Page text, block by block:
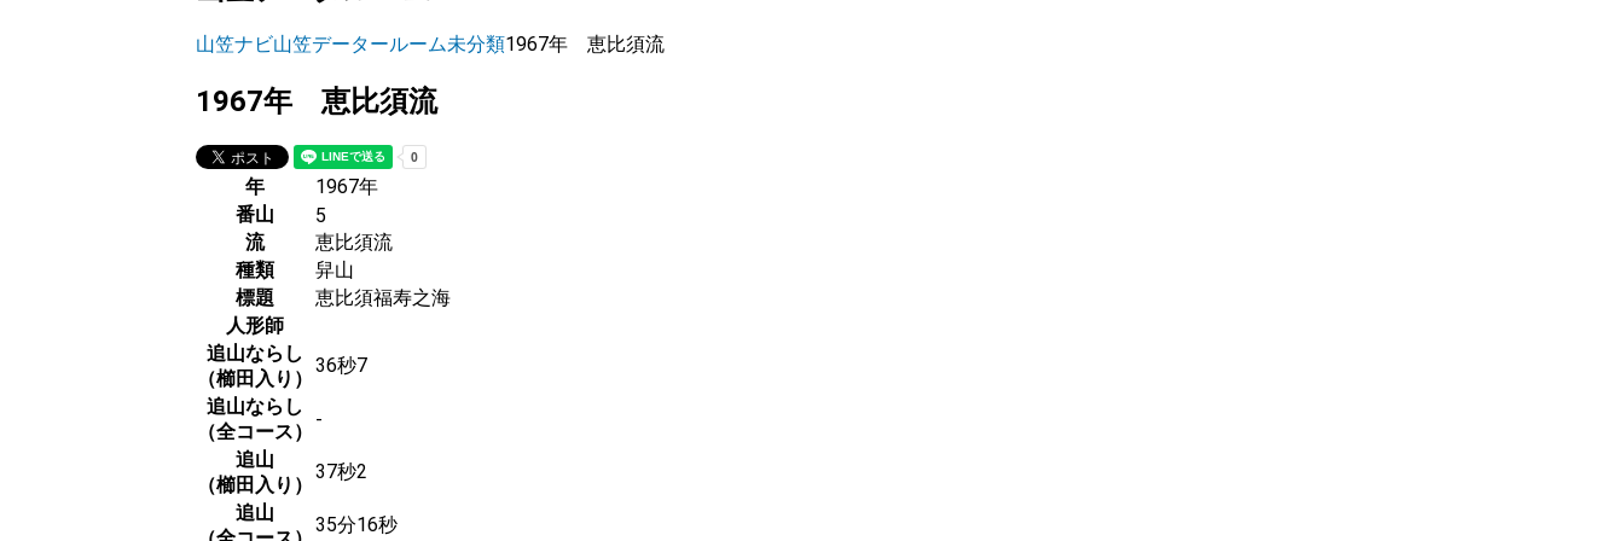
山笠ナビ山笠データールーム未分類1967年 恵比須流
1967年 恵比須流
年
1967年
番山
5
流
恵比須流
種類
舁山
標題
恵比須福寿之海
人形師
追山ならし
（櫛田入り）
36秒7
追山ならし
（全コース）
-
追山
（櫛田入り）
37秒2
追山
35分16秒